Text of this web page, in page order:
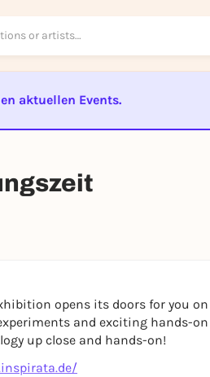
aktuellen Events.
opens its doors for you
and exciting hands-
up close and hands-on!
Sign up for